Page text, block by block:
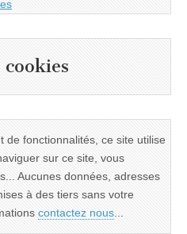
de fonctionnalités, ce site utilise
sur ce site, vous
Aucunes données, adresses
à des tiers sans votre
contactez nous